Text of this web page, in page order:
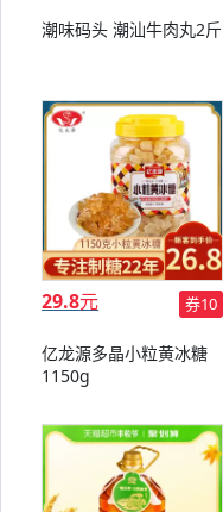
潮味码头 潮汕牛肉丸2斤
29.8元 券10
亿龙源多晶小粒黄冰糖
1150g